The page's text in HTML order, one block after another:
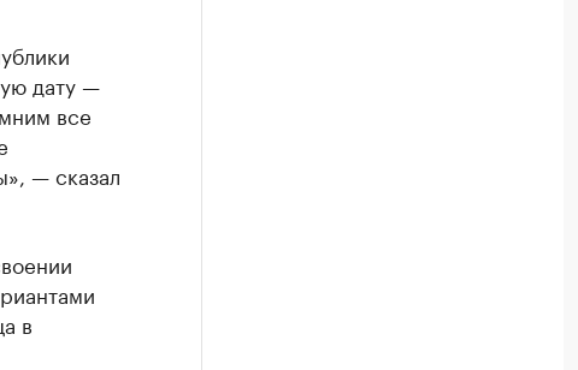
дату —
все
— сказал
в